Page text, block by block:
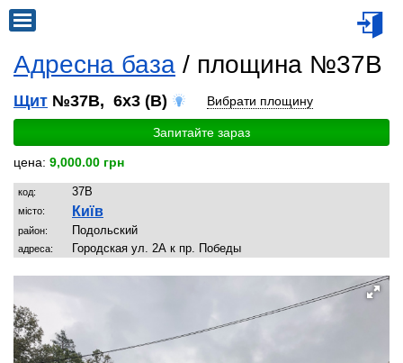
Адресна база / площина №37B
Щит №37B, 6x3 (B) Вибрати площину
Запитайте зараз
цена: 9,000.00 грн
код: 37B
місто: Київ
район: Подольский
адреса: Городская ул. 2А к пр. Победы